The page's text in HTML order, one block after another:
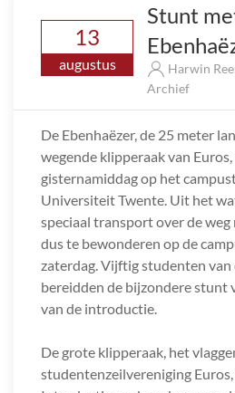
13
augustus
Stunt
Harwin
Archief
De Ebenhaëzer, de 25 meter
wegende klipperaak van
gisternamiddag op het
Universiteit Twente. Uit het
speciaal transport over de weg
dus te bewonderen op de
zaterdag. Vijftig studenten
bereidden de bijzondere stunt
van de introductie.
De grote klipperaak, het
studentenzeilvereniging